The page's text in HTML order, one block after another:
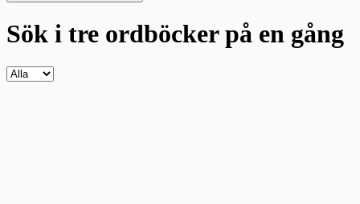
Sök i tre ordböckerpå en gång